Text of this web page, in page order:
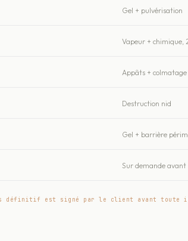
Gel + pulvérisation
Vapeur + chimique,
Appâts + colmatage
Destruction nid
Gel + barrière
Sur demande
définitif est signé par le client avant toute